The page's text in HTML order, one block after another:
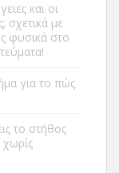
και οι
σχετικά με
φυσικά στο
για το πώς
το στήθος